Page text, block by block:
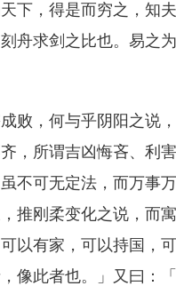
下，得是而穷之，知
舟求剑之比也。易之
，何与乎阴阳之说，
，所谓吉凶悔吝、利
不可无定法，而万事
推刚柔变化之说，而
以有家，可以持国，
像此者也。」又曰：